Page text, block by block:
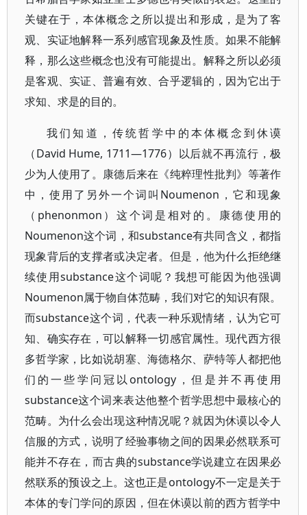
关键在于，本体概念之所以提出和形成，是为了客
观、实证地解释一系列感官现象及性质。如果不能解
释，那么这些概念也没有可能提出。解释之所以必须
是客观、实证、普遍有效、合乎逻辑的，因为它出于
求知、求是的目的。
我们知道，传统哲学中的本体概念到休谟
（David Hume, 1711—1776）以后就不再流行，极
少为人使用了。康德后来在《纯粹理性批判》等著作
中，使用了另外一个词叫Noumenon，它和现象
（phenonmon）这个词是相对的。康德使用的
Noumenon这个词，和substance有共同含义，都指
现象背后的支撑者或决定者。但是，他为什么拒绝继
续使用substance这个词呢？我想可能因为他强调
Noumenon属于物自体范畴，我们对它的知识有限。
而substance这个词，代表一种乐观情绪，认为它可
知、确实存在，可以解释一切感官属性。现代西方很
多哲学家，比如说胡塞、海德格尔、萨特等人都把他
们的一些学问冠以ontology，但是并不再使用
substance这个词来表达他整个哲学思想中最核心的
范畴。为什么会出现这种情况呢？就因为休谟以令人
信服的方式，说明了经验事物之间的因果必然联系可
能并不存在，而古典的substance学说建立在因果必
然联系的预设之上。这也正是ontology不一定是关于
本体的专门学问的原因，但在休谟以前的西方哲学中